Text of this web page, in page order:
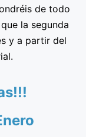
de todo
la segunda
y a partir del